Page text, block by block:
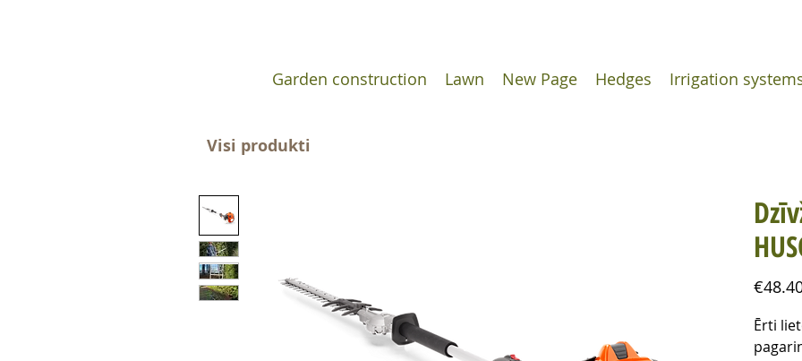
Garden construction Lawn New Page Hedges Irrigation
Visi produkti
Ērti